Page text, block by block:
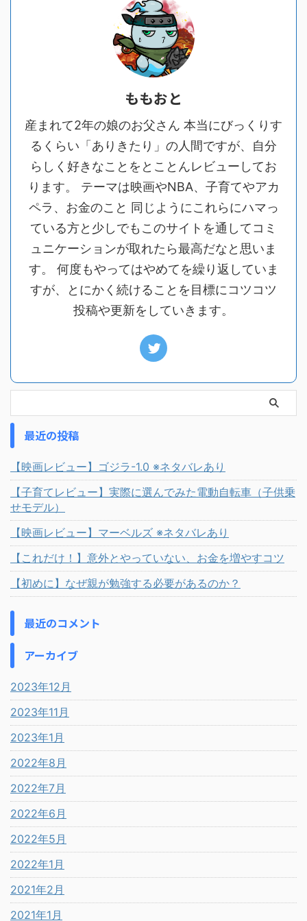
ももおと
産まれて2年の娘のお父さん 本当にびっくりす
るくらい「ありきたり」の人間ですが、自分
らしく好きなことをとことんレビューしてお
ります。 テーマは映画やNBA、子育てやアカ
ペラ、お金のこと 同じようにこれらにハマっ
ている方と少しでもこのサイトを通してコミ
ュニケーションが取れたら最高だなと思いま
す。 何度もやってはやめてを繰り返していま
すが、とにかく続けることを目標にコツコツ
投稿や更新をしていきます。
最近の投稿
【映画レビュー】ゴジラ-1.0 ※ネタバレあり
【子育てレビュー】実際に選んでみた電動自転車（子供乗
せモデル）
【映画レビュー】マーベルズ ※ネタバレあり
【これだけ！】意外とやっていない、お金を増やすコツ
【初めに】なぜ親が勉強する必要があるのか？
最近のコメント
アーカイブ
2023年12月
2023年11月
2023年1月
2022年8月
2022年7月
2022年6月
2022年5月
2022年1月
2021年2月
2021年1月